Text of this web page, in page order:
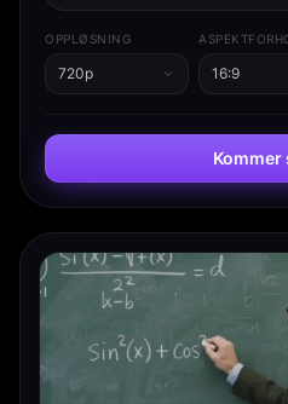
OPPLØSNING
720p 16:9
Kommer